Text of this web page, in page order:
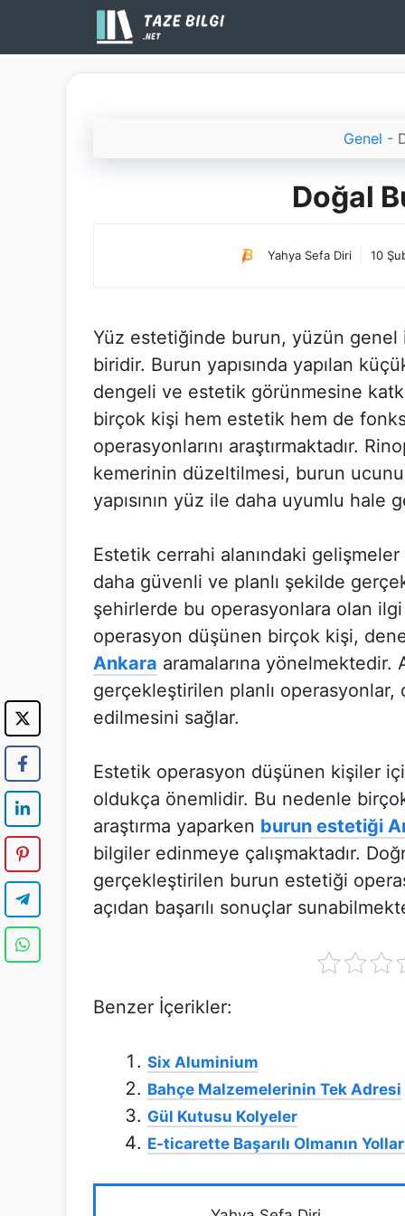
Genel -
Doğal
Yahya Sefa Diri 10
Yüz estetiğinde burun, yüzün
biridir. Burun yapısında yapılan
dengeli ve estetik görünmesine
birçok kişi hem estetik hem de
operasyonlarını araştırmaktadır.
kemerinin düzeltilmesi, burun
yapısının yüz ile daha uyumlu hale
Estetik cerrahi alanındaki
daha güvenli ve planlı şekilde
şehirlerde bu operasyonlara olan
operasyon düşünen birçok kişi,
Ankara aramalarına yönelmektedir.
gerçekleştirilen planlı
edilmesini sağlar.
Estetik operasyon düşünen kişiler
oldukça önemlidir. Bu nedenle
araştırma yaparken burun estetiği
bilgiler edinmeye çalışmaktadır.
gerçekleştirilen burun estetiği
açıdan başarılı sonuçlar
Benzer İçerikler:
Six Aluminium
Bahçe Malzemelerinin Tek Adresi
Gül Kutusu Kolyeler
E-ticarette Başarılı Olmanın